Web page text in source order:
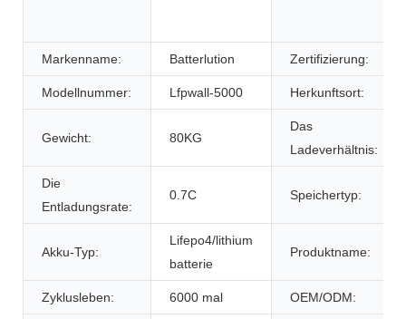
Markenname: Batterlution Zertifizierung:
Modellnummer: Lfpwall-5000 Herkunftsort:
Gewicht: 80KG
Das
Ladeverhältnis:
Die
Entladungsrate:
0.7C Speichertyp:
Akku-Typ:
Lifepo4/lithium
batterie
Produktname:
Zyklusleben: 6000 mal OEM/ODM: